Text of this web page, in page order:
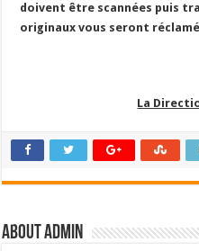
doivent être scannées puis
originaux vous seront
La
About admin